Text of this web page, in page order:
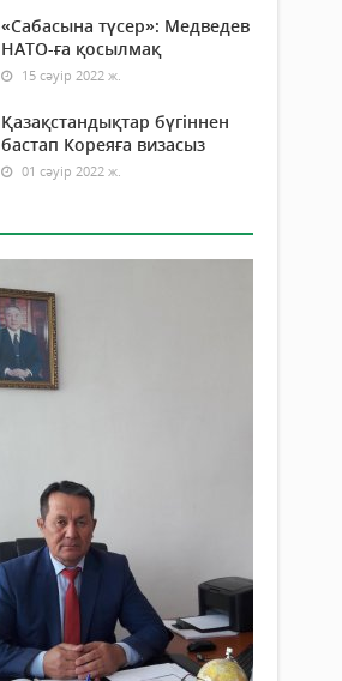
«Сабасына түсер»: Медведев
НАТО-ға қосылмақ
15 сәуір 2022 ж.
Қазақстандықтар бүгіннен
бастап Кореяға визасыз
01 сәуір 2022 ж.